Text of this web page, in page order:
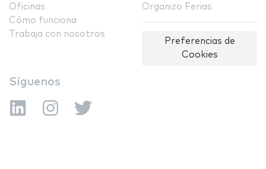
Oficinas
Cómo funciona
Trabaja con nosotros
Organizo Ferias
Preferencias de
Cookies
Síguenos